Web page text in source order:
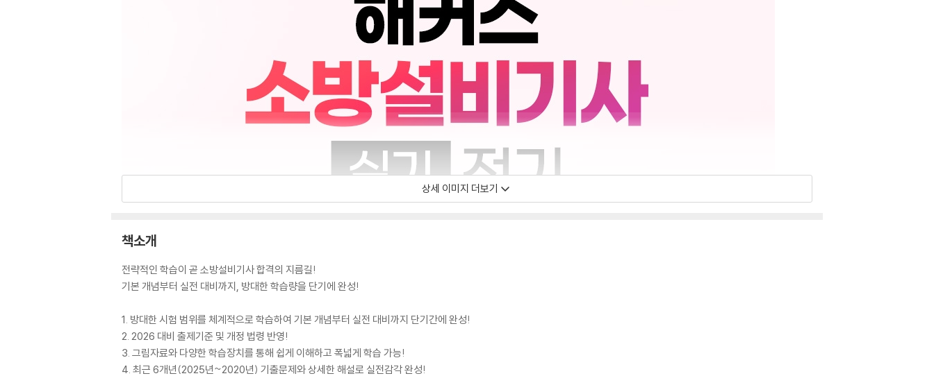
상세 이미지 더보기
책소개
전략적인 학습이 곧 소방설비기사 합격의 지름길!
기본 개념부터 실전 대비까지, 방대한 학습량을 단기에 완성!
1. 방대한 시험 범위를 체계적으로 학습하여 기본 개념부터 실전 대비까지 단기간에 완성!
2. 2026 대비 출제기준 및 개정 법령 반영!
3. 그림자료와 다양한 학습장치를 통해 쉽게 이해하고 폭넓게 학습 가능!
4. 최근 6개년(2025년~2020년) 기출문제와 상세한 해설로 실전감각 완성!